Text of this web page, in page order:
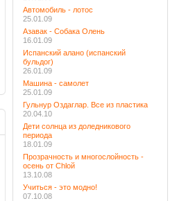
Автомобиль - лотос
25.01.09
Азавак - Собака Олень
16.01.09
Испанский алано (испанский
бульдог)
26.01.09
Машина - самолет
25.01.09
Гульнур Оздаглар. Все из пластика
20.04.10
Дети солнца из доледникового
периода
18.01.09
Прозрачность и многослойность -
осень от Chloй
13.10.08
Учиться - это модно!
07.10.08